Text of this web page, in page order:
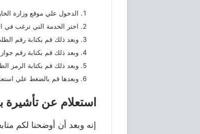
الدخول علي موقع وزارة
اختر الخدمة التي ترغب في
وبعد ذلك قم بكتابة رقم
وبعد ذلك قم بكتابة رقم
وبعد ذلك قم بكتابة الرمز
وبعدها قم بالضغط علي
استعلام عن تأشيرة
إنه وبعد أن أوضحنا لكم